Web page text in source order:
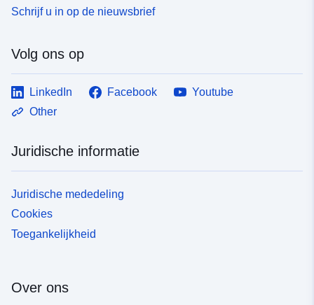
Schrijf u in op de nieuwsbrief
Volg ons op
LinkedIn Facebook
Youtube
Other
Juridische informatie
Juridische mededeling
Cookies
Toegankelijkheid
Over ons